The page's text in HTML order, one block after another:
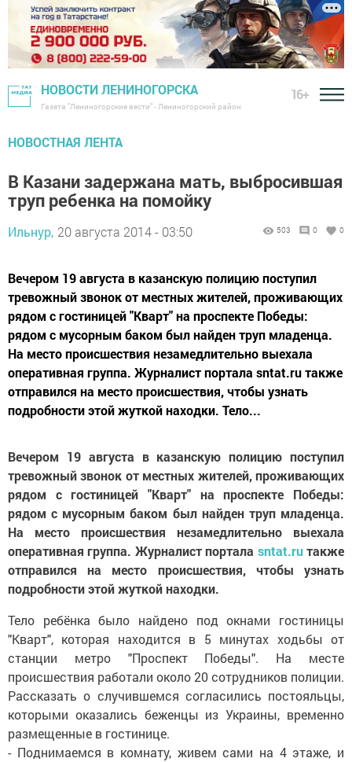
НОВОСТИ ЛЕНИНОГОРСКА
Газета "Лениногорские вести" - Лениногорский район
16+
НОВОСТНАЯ ЛЕНТА
В Казани задержана мать, выбросившая
труп ребенка на помойку
Ильнур, 20 августа 2014 - 03:50 503 0 0
Вечером 19 августа в казанскую полицию поступил
тревожный звонок от местных жителей, проживающих
рядом с гостиницей "Кварт" на проспекте Победы:
рядом с мусорным баком был найден труп младенца.
На место происшествия незамедлительно выехала
оперативная группа. Журналист портала sntat.ru также
отправился на место происшествия, чтобы узнать
подробности этой жуткой находки. Тело...
Вечером 19 августа в казанскую полицию поступил
тревожный звонок от местных жителей, проживающих
рядом с гостиницей "Кварт" на проспекте Победы:
рядом с мусорным баком был найден труп младенца.
На место происшествия незамедлительно выехала
оперативная группа. Журналист портала sntat.ruтакже
отправился на место происшествия, чтобы узнать
подробности этой жуткой находки.
Тело ребёнка было найдено под окнами гостиницы
"Кварт", которая находится в 5 минутах ходьбы от
станции метро "Проспект Победы". На месте
происшествия работали около 20 сотрудников полиции.
Рассказать о случившемся согласились постояльцы,
которыми оказались беженцы из Украины, временно
размещенные в гостинице.
- Поднимаемся в комнату, живем сами на 4 этаже, и